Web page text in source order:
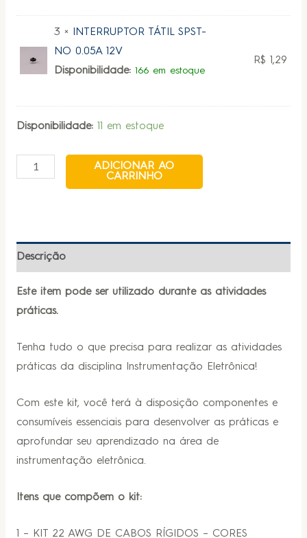
3 ×
INTERRUPTOR TÁTIL SPST-
NO 0.05A 12V
Disponibilidade: 166 em estoque
R$ 1,29
Disponibilidade: 11 em estoque
ADICIONAR AO
CARRINHO
Descrição
Este item pode ser utilizado durante as atividades
práticas.
Tenha tudo o que precisa para realizar as atividades
práticas da disciplina Instrumentação Eletrônica!
Com este kit, você terá à disposição componentes e
consumíveis essenciais para desenvolver as práticas e
aprofundar seu aprendizado na área de
instrumentação eletrônica.
Itens que compõem o kit:
1 – KIT 22 AWG DE CABOS RÍGIDOS – CORES